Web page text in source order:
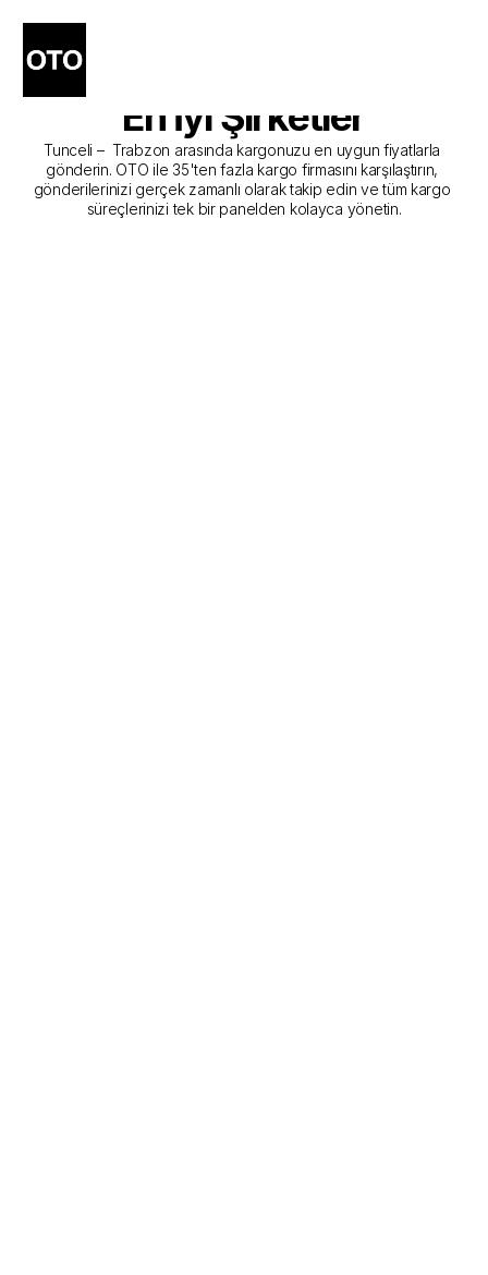
Tunceli - Trabzon Kargo
Gönderim Hizmeti Sunan
En İyi Şirketler
Tunceli –  Trabzon arasında kargonuzu en uygun fiyatlarla
gönderin. OTO ile 35'ten fazla kargo firmasını karşılaştırın,
gönderilerinizi gerçek zamanlı olarak takip edin ve tüm kargo
süreçlerinizi tek bir panelden kolayca yönetin.